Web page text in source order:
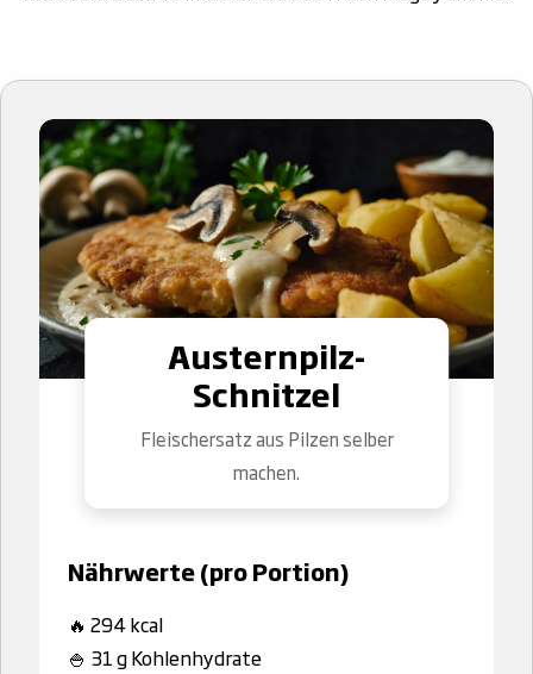
Austernpilz-
Schnitzel
Fleischersatz aus Pilzen selber
machen.
Nährwerte (pro Portion)
🔥 294 kcal
🍚 31 g Kohlenhydrate